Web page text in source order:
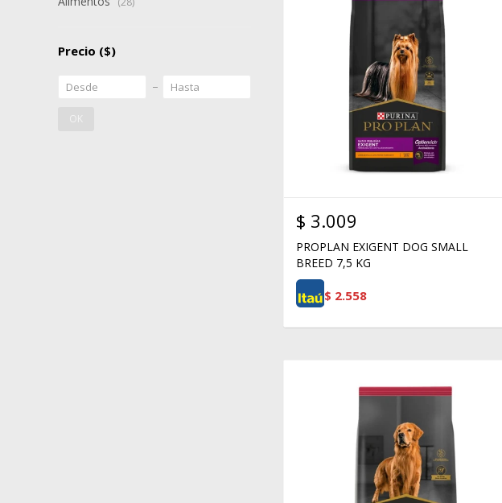
$ 3.009
PROPLAN EXIGENT DOG SMALL
BREED 7,5 KG
$ 2.558
Precio ($)
OK